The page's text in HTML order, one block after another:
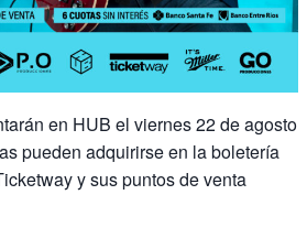
en HUB el viernes 22 de agosto
pueden adquirirse en la boletería
y sus puntos de venta